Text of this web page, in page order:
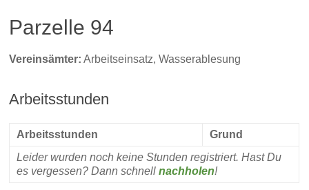
Parzelle 94
Vereinsämter: Arbeitseinsatz, Wasserablesung
Arbeitsstunden
Arbeitsstunden
Grund
Leider wurden noch keine Stunden registriert. Hast Du
es vergessen? Dann schnellnachholen!